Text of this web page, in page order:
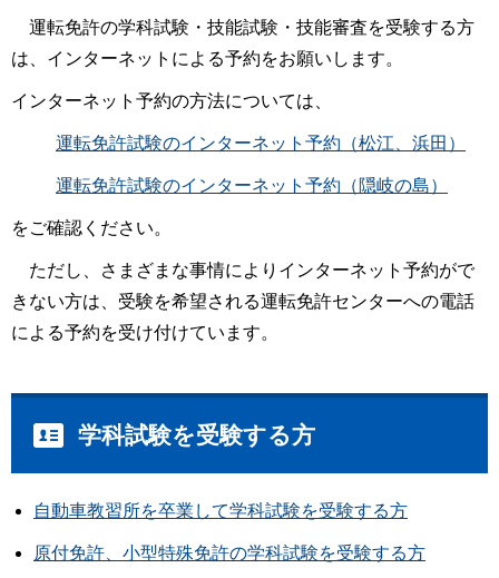
運転免許の学科試験・技能試験・技能審査を受験する方
は、インターネットによる予約をお願いします。
インターネット予約の方法については、
運転免許試験のインターネット予約（松江、浜田）
運転免許試験のインターネット予約（隠岐の島）
をご確認ください。
ただし、さまざまな事情によりインターネット予約がで
きない方は、受験を希望される運転免許センターへの電話
による予約を受け付けています。
学科試験を受験する方
自動車教習所を卒業して学科試験を受験する方
原付免許、小型特殊免許の学科試験を受験する方